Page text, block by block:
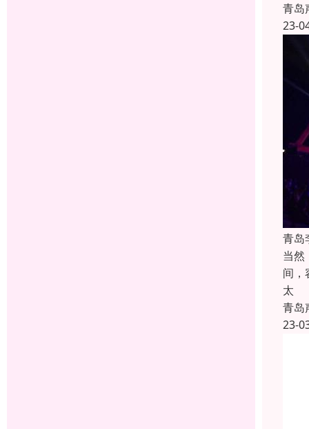
青岛
23-
青岛
当然
间，
太
青岛
23-